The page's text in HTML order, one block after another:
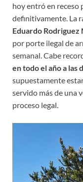
hoy entró en receso
definitivamente. La
Eduardo Rodriguez
por porte ilegal de
semanal. Cabe
en todo el año a las
supuestamente
servido más de una
proceso legal.